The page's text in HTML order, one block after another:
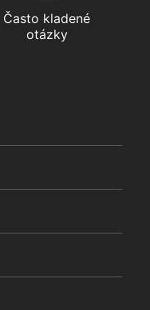
Často kladené
otázky